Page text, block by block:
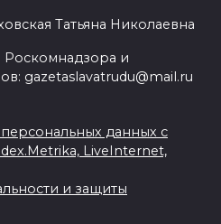
Татьяна Николаевна
Роскомнадзора и
gazetaslavatrudu@mail.ru
данных с
LiveInternet,
и защиты